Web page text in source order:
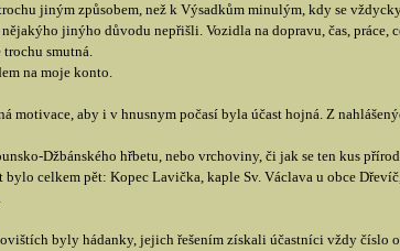
jiným způsobem, než k Výsadkům minulým, kdy se
jinýho důvodu nepřišli. Vozidla na dopravu, čas, práce,
smutná.
na moje konto.
motivace, aby i v hnusnym počasí byla účast hojná. Z
Džbánského hřbetu, nebo vrchoviny, či jak se ten kus
celkem pět: Kopec Lavička, kaple Sv. Václava u obce
byly hádanky, jejich řešením získali účastníci vždy číslo